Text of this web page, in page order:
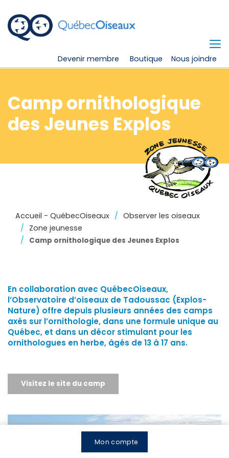
Devenir membre Boutique Nous joindre
Mon compte
Camp ornithologique
des Jeunes Explos
Accueil - QuébecOiseaux
Observer les oiseaux
Zone jeunesse
Camp ornithologique des Jeunes Explos
En collaboration avec QuébecOiseaux,
l’Observatoire d’oiseaux de Tadoussac (Explos-
Nature) offre depuis plusieurs années des camps
axés sur l’ornithologie, dans une formule unique au
Québec, et dans un décor stimulant pour les
ornithologues en herbe, âgés de 13 à 17 ans.
Visitez le site du camp